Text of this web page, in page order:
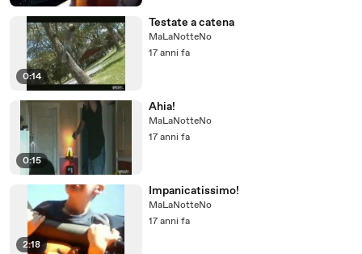
0:14
Testate a catena
MaLaNotteNo
17 anni fa
0:15
Ahia!
MaLaNotteNo
17 anni fa
2:18
Impanicatissimo!
MaLaNotteNo
17 anni fa